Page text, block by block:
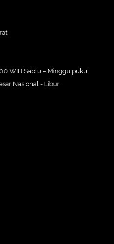
WIB Sabtu – Minggu pukul
Nasional - Libur